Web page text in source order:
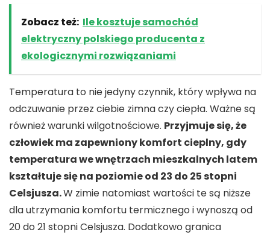
Zobacz też: Ile kosztuje samochód
elektryczny polskiego producenta z
ekologicznymi rozwiązaniami
Temperatura to nie jedyny czynnik, który wpływa na
odczuwanie przez ciebie zimna czy ciepła. Ważne są
również warunki wilgotnościowe. Przyjmuje się, że
człowiek ma zapewniony komfort cieplny, gdy
temperatura we wnętrzach mieszkalnych latem
kształtuje się na poziomie od 23 do 25 stopni
Celsjusza.W zimie natomiast wartości te są niższe
dla utrzymania komfortu termicznego i wynoszą od
20 do 21 stopni Celsjusza. Dodatkowo granica